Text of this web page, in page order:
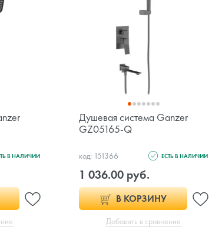
В НАЛИЧИИ
Душевая система Ganzer
GZ05165-Q
код: 151366 ЕСТЬ В НАЛИЧИИ
1 036.00 руб.
В КОРЗИНУ
Добавить в сравнение